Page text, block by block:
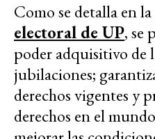
Como se detalla en la
electoral de UP, se
poder adquisitivo de
jubilaciones;
derechos vigentes y
derechos en el